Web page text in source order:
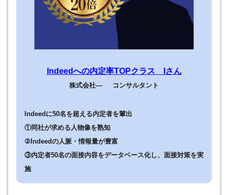
Indeedへの内定率TOPクラス Iさん
株式会社— コンサルタント
Indeedに50名を超える内定者を輩出
①同社が求める人物像を熟知
② Indeedの人脈・情報量が豊富
③内定者50名の面接内容をデータベース化し、面接対策を実
施